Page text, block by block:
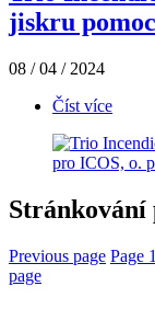
jiskru
08 / 04 / 2024
Číst více
Stránkování
Previous page Page 1
page